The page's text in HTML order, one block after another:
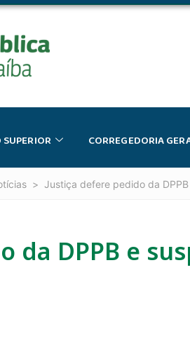
CORREGEDORIA
Justiça defere pedido da
da DPPB e